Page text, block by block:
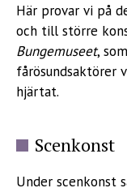
Här provar vi på
och till större
Bungemuseet,
fårösundsaktörer
hjärtat.
Scenkonst
Under scenkonst